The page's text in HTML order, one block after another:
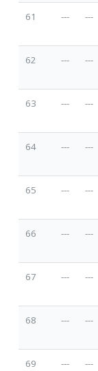
61 --- ---
62 --- ---
63 --- ---
64 --- ---
65 --- ---
66 --- ---
67 --- ---
68 --- ---
69 --- ---